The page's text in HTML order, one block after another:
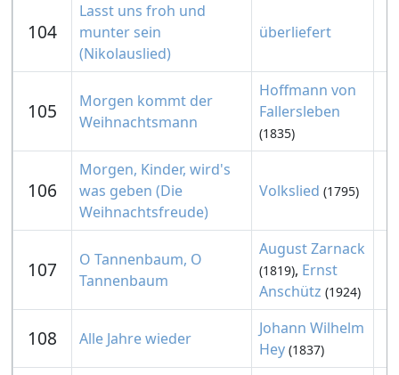
104
Lasst uns froh und
munter sein
(Nikolauslied)
überliefert
105
Morgen kommt der
Weihnachtsmann
Hoffmann von
Fallersleben
(1835)
106
Morgen, Kinder, wird's
was geben (Die
Weihnachtsfreude)
Volkslied (1795)
107
O Tannenbaum, O
Tannenbaum
August Zarnack
(1819), Ernst
Anschütz (1924)
108 Alle Jahre wieder
Johann Wilhelm
Hey (1837)